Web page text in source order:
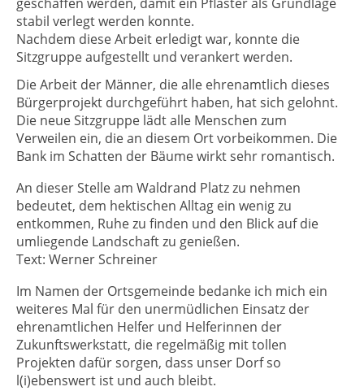
stabil verlegt werden konnte.
Nachdem diese Arbeit erledigt war, konnte die
Sitzgruppe aufgestellt und verankert werden.
Die Arbeit der Männer, die alle ehrenamtlich dieses
Bürgerprojekt durchgeführt haben, hat sich gelohnt.
Die neue Sitzgruppe lädt alle Menschen zum
Verweilen ein, die an diesem Ort vorbeikommen. Die
Bank im Schatten der Bäume wirkt sehr romantisch.
An dieser Stelle am Waldrand Platz zu nehmen
bedeutet, dem hektischen Alltag ein wenig zu
entkommen, Ruhe zu finden und den Blick auf die
umliegende Landschaft zu genießen.
Text: Werner Schreiner
Im Namen der Ortsgemeinde bedanke ich mich ein
weiteres Mal für den unermüdlichen Einsatz der
ehrenamtlichen Helfer und Helferinnen der
Zukunftswerkstatt, die regelmäßig mit tollen
Projekten dafür sorgen, dass unser Dorf so
l(i)ebenswert ist und auch bleibt.